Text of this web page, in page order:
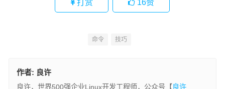
打赏 16赞
命令 技巧
作者: 良许
良许，世界500强企业Linux开发工程师，公众号【 良许